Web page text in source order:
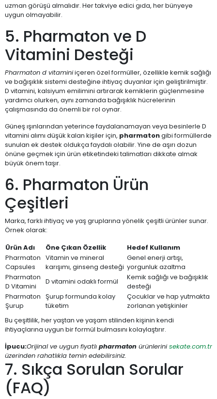
uzman görüşü almalıdır. Her takviye edici gıda, her bünyeye
uygun olmayabilir.
5. Pharmaton ve D
Vitamini Desteği
Pharmaton d vitaminiiçeren özel formüller, özellikle kemik sağlığı
ve bağışıklık sistemi desteğine ihtiyaç duyanlar için geliştirilmiştir.
D vitamini, kalsiyum emilimini artırarak kemiklerin güçlenmesine
yardımcı olurken, aynı zamanda bağışıklık hücrelerinin
çalışmasında da önemli bir rol oynar.
Güneş ışınlarından yeterince faydalanamayan veya besinlerle D
vitamini alımı düşük kalan kişiler için, pharmatongibi formüllerde
sunulan ek destek oldukça faydalı olabilir. Yine de aşırı dozun
önüne geçmek için ürün etiketindeki talimatları dikkate almak
büyük önem taşır.
6. Pharmaton Ürün
Çeşitleri
Marka, farklı ihtiyaç ve yaş gruplarına yönelik çeşitli ürünler sunar.
Örnek olarak:
Ürün Adı
Öne Çıkan Özellik
Hedef Kullanım
Pharmaton
Capsules
Vitamin ve mineral
karışımı, ginseng desteği
Genel enerji artışı,
yorgunluk azaltma
Pharmaton
D Vitamini
D vitamini odaklı formül
Kemik sağlığı ve bağışıklık
desteği
Pharmaton
Şurup
Şurup formunda kolay
tüketim
Çocuklar ve hap yutmakta
zorlanan yetişkinler
Bu çeşitlilik, her yaştan ve yaşam stilinden kişinin kendi
ihtiyaçlarına uygun bir formül bulmasını kolaylaştırır.
İpucu:Orijinal ve uygun fiyatlı pharmaton ürünlerinisekate.com.tr
üzerinden rahatlıkla temin edebilirsiniz.
7. Sıkça Sorulan Sorular
(FAQ)